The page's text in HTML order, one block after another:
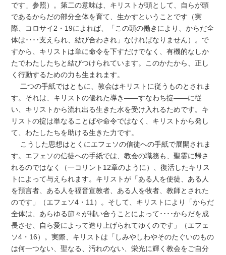
です」参照）。第二の意味は、キリストが頭として、自らが頭
であるからだの部分全体を育て、生かすということです（実
際、コロサイ2・19によれば、「この頭の働きにより、からだ全
体は････支えられ、結び合わされ」なければなりません）。で
すから、キリストは単に命令を下すだけでなく、有機的なしか
たでわたしたちと結びつけられています。このかたから、正し
く行動するための力も生まれます。
二つの手紙ではともに、教会はキリストに従うものとされま
す。それは、キリストの優れた導き――すなわち掟――に従
い、キリストから流れ出る生きた水を受け入れるためです。キ
リストの掟は単なることばや命令ではなく、キリストから発し
て、わたしたちを助ける生きた力です。
こうした思想はとくにエフェソの信徒への手紙で展開されま
す。エフェソの信徒への手紙では、教会の職務も、聖霊に帰さ
れるのではなく（一コリント12章のように）、復活したキリス
トによって与えられます。キリストが「ある人を使徒、ある人
を預言者、ある人を福音宣教者、ある人を牧者、教師とされた
のです」（エフェソ4・11）。そして、キリストにより「からだ
全体は、あらゆる節々が補い合うことによって････からだを成
長させ、自ら愛によって造り上げられてゆくのです」（エフェ
ソ4・16）。実際、キリストは「しみやしわやそのたぐいのもの
は何一つない、聖なる、汚れのない、栄光に輝く教会をご自分